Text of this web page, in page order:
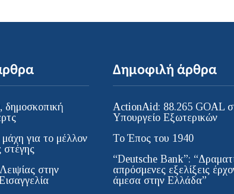
για το μέλλον
στέγης
στην
Δημοφιλή άρθρα
ActionAid: 88.265 GOAL
Υπουργείο Εξωτερικών
Το Έπος του 1940
“Deutsche Bank”:
απρόσμενες εξελίξεις
άμεσα στην Ελλάδα”